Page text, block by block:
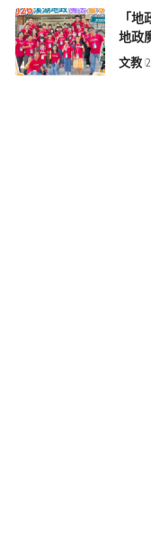
「
地政
文教